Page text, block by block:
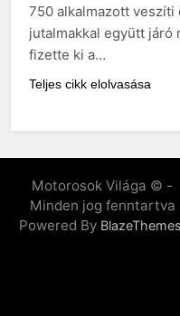
750 alkalmazott veszíti
jutalmakkal együtt járó
fizette ki a…
Teljes cikk elolvasása
Motorosok Világa © -
Minden jog fenntartva
Powered By BlazeThemes